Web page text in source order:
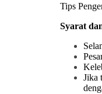
Tips
Syarat
Jika